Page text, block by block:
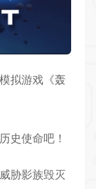
拟游戏《轰
史使命吧！
胁影族毁灭